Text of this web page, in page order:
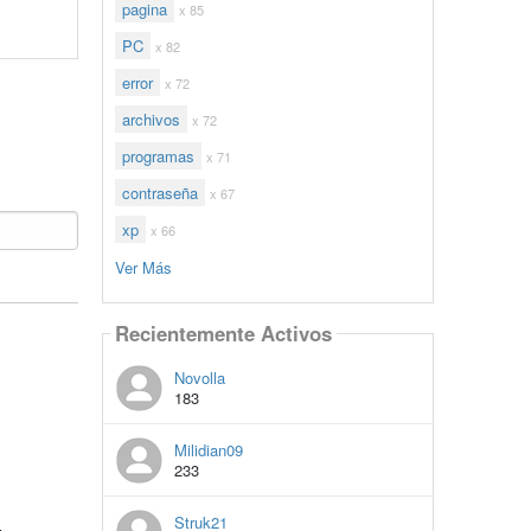
pagina x 85
PC x 82
error x 72
archivos x 72
programas x 71
contraseña x 67
xp x 66
Ver Más
Recientemente Activos
Novolla
183
Milidian09
233
Struk21